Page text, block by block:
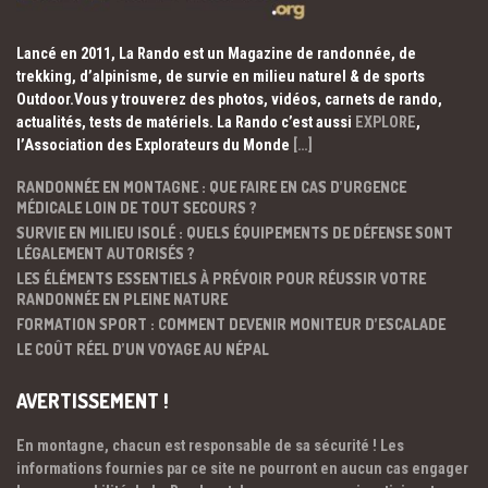
Lancé en 2011, La Rando est un Magazine de randonnée, de
trekking, d’alpinisme, de survie en milieu naturel & de sports
Outdoor.Vous y trouverez des photos, vidéos, carnets de rando,
actualités, tests de matériels. La Rando c’est aussi EXPLORE,
l’Association des Explorateurs du Monde […]
RANDONNÉE EN MONTAGNE : QUE FAIRE EN CAS D’URGENCE
MÉDICALE LOIN DE TOUT SECOURS ?
SURVIE EN MILIEU ISOLÉ : QUELS ÉQUIPEMENTS DE DÉFENSE SONT
LÉGALEMENT AUTORISÉS ?
LES ÉLÉMENTS ESSENTIELS À PRÉVOIR POUR RÉUSSIR VOTRE
RANDONNÉE EN PLEINE NATURE
FORMATION SPORT : COMMENT DEVENIR MONITEUR D’ESCALADE
LE COÛT RÉEL D’UN VOYAGE AU NÉPAL
AVERTISSEMENT !
En montagne, chacun est responsable de sa sécurité ! Les
informations fournies par ce site ne pourront en aucun cas engager